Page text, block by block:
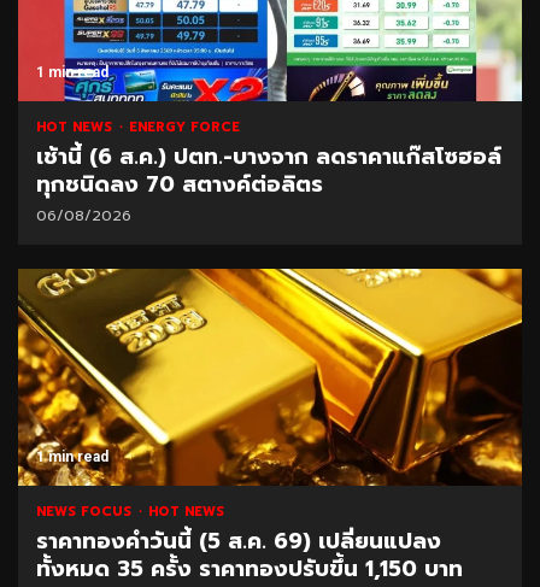
1 min read
HOT NEWS ENERGY FORCE
เช้านี้ (6 ส.ค.) ปตท.-บางจาก ลดราคาแก๊สโซฮอล์
ทุกชนิดลง 70 สตางค์ต่อลิตร
06/08/2026
1 min read
NEWS FOCUS HOT NEWS
ราคาทองคำวันนี้ (5 ส.ค. 69) เปลี่ยนแปลง
ทั้งหมด 35 ครั้ง ราคาทองปรับขึ้น 1,150 บาท